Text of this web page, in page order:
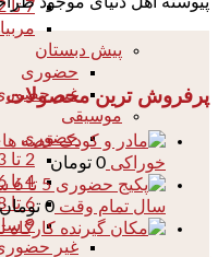
7 تا 12 سال
پیش دبستان
حضوری
غیر
موسیقی
حضوری
2 تا 3 سال
4 تا 6 سال
6 تا 8 سال
9 سال به بالا
غیر
پرفروش ترین محصولات
خوراکی 0 تومان
سال تمام وقت 0 تومان
کارگاه ترمیک 7